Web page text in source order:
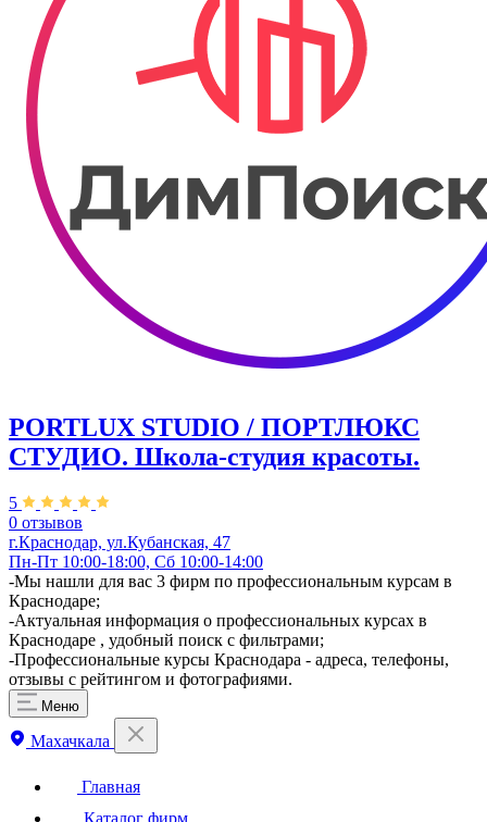
PORTLUX STUDIO / ПОРТЛЮКС
СТУДИО. Школа-студия красоты.
5
0 отзывов
г.Краснодар, ул.Кубанская, 47
Пн-Пт 10:00-18:00, Сб 10:00-14:00
-Мы нашли для вас 3 фирм по профессиональным курсам в
Краснодаре;
-Актуальная информация о профессиональных курсах в
Краснодаре , удобный поиск с фильтрами;
-Профессиональные курсы Краснодара - адреса, телефоны,
отзывы с рейтингом и фотографиями.
Меню
Махачкала
Главная